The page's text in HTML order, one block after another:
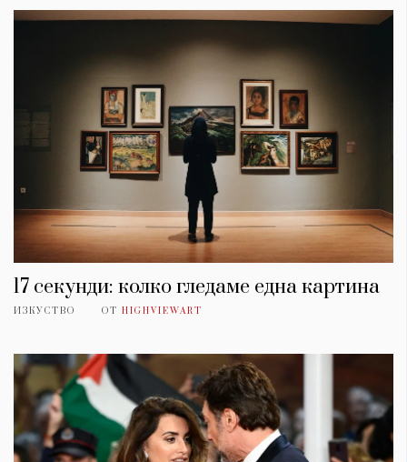
17 секунди: колко гледаме една картина
ИЗКУСТВО ОТ HIGHVIEWART